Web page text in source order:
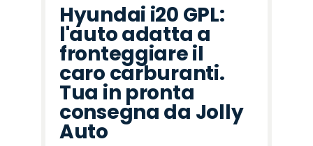
Hyundai i20 GPL:
l'auto adatta a
fronteggiare il
caro carburanti.
Tua in pronta
consegna da Jolly
Auto